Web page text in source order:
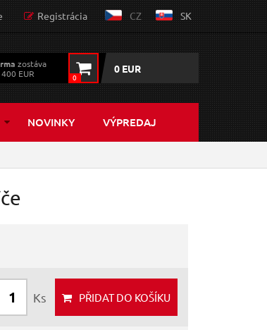
Registrácia CZ SK
zostáva
EUR
0
0 EUR
NOVINKY VÝPREDAJ
Ks PŘIDATDO KOŠÍKU